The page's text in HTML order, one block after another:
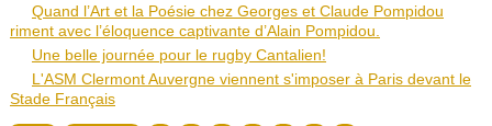
Quand l’Art et la Poésie chez Georges et Claude Pompidou
riment avec l’éloquence captivante d’Alain Pompidou.
Une belle journée pour le rugby Cantalien!
L'ASM Clermont Auvergne viennent s'imposer à Paris devant le
Stade Français